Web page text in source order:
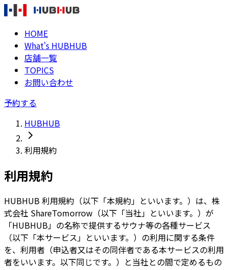
HOME
What's HUBHUB
店舗一覧
TOPICS
お問い合わせ
予約する
HUBHUB
利用規約
利用規約
HUBHUB 利用規約（以下「本規約」といいます。）は、株
式会社 ShareTomorrow（以下「当社」といいます。）が
「HUBHUB」の名称で提供するサウナ等の各種サービス
（以下「本サービス」といいます。）の利用に関する条件
を、利用者（申込者又はその同伴者である本サービスの利用
者をいいます。以下同じです。）と当社との間で定めるもの